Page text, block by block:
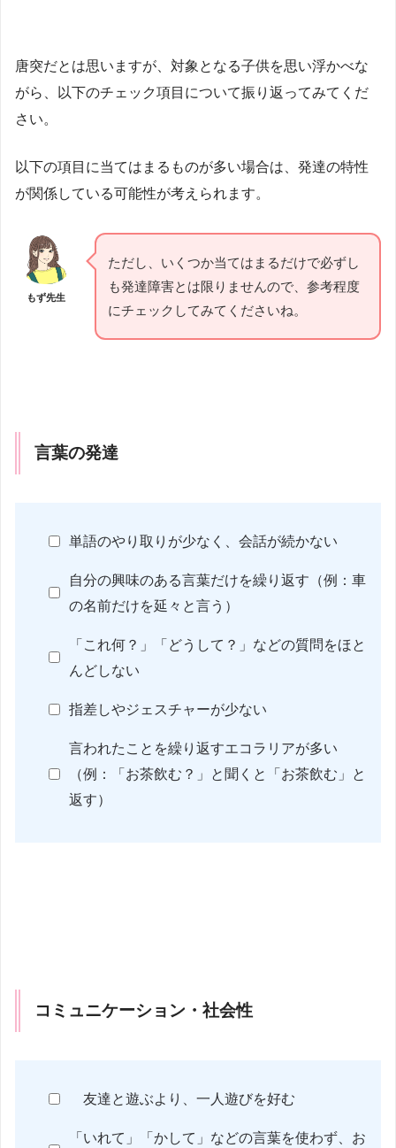
唐突だとは思いますが、対象となる子供を思い浮かべな
がら、以下のチェック項目について振り返ってみてくだ
さい。
以下の項目に当てはまるものが多い場合は、発達の特性
が関係している可能性が考えられます。
もず先生
ただし、いくつか当てはまるだけで必ずし
も発達障害とは限りませんので、参考程度
にチェックしてみてくださいね。
言葉の発達
単語のやり取りが少なく、会話が続かない
自分の興味のある言葉だけを繰り返す（例：車
の名前だけを延々と言う）
「これ何？」「どうして？」などの質問をほと
んどしない
指差しやジェスチャーが少ない
言われたことを繰り返すエコラリアが多い
（例：「お茶飲む？」と聞くと「お茶飲む」と
返す）
コミュニケーション・社会性
友達と遊ぶより、一人遊びを好む
「いれて」「かして」などの言葉を使わず、お